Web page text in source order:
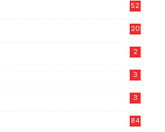
52
20
2
3
3
84